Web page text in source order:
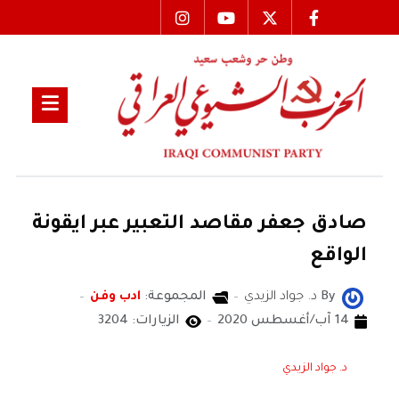
صادق جعفر مقاصد التعبير عبر ايقونة
الواقع
By د. جواد الزيدي المجموعة: ادب وفن
14 آب/أغسطس 2020
الزيارات: 3204
د. جواد الزيدي